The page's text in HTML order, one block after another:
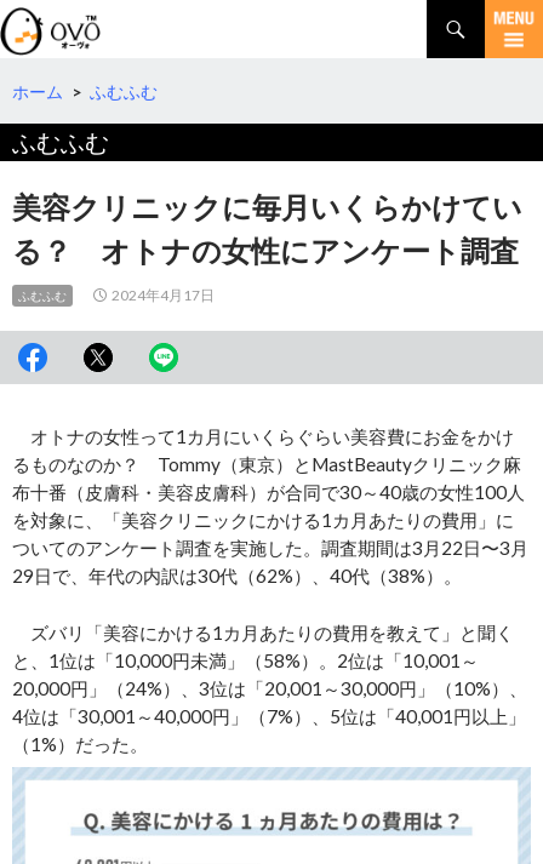
検
索
コ
テ
へ
移
動
ホーム > ふむふむ
ふむふむ
美容クリニックに毎月いくらかけてい
る？ オトナの女性にアンケート調査
ふむふむ 2024年4月17日
オトナの女性って1カ月にいくらぐらい美容費にお金をかけ
るものなのか？ Tommy（東京）とMastBeautyクリニック麻
布十番（皮膚科・美容皮膚科）が合同で30～40歳の女性100人
を対象に、「美容クリニックにかける1カ月あたりの費用」に
ついてのアンケート調査を実施した。調査期間は3月22日〜3月
29日で、年代の内訳は30代（62%）、40代（38%）。
ズバリ「美容にかける1カ月あたりの費用を教えて」と聞く
と、1位は「10,000円未満」（58%）。2位は「10,001～
20,000円」（24%）、3位は「20,001～30,000円」（10%）、
4位は「30,001～40,000円」（7%）、5位は「40,001円以上」
（1%）だった。